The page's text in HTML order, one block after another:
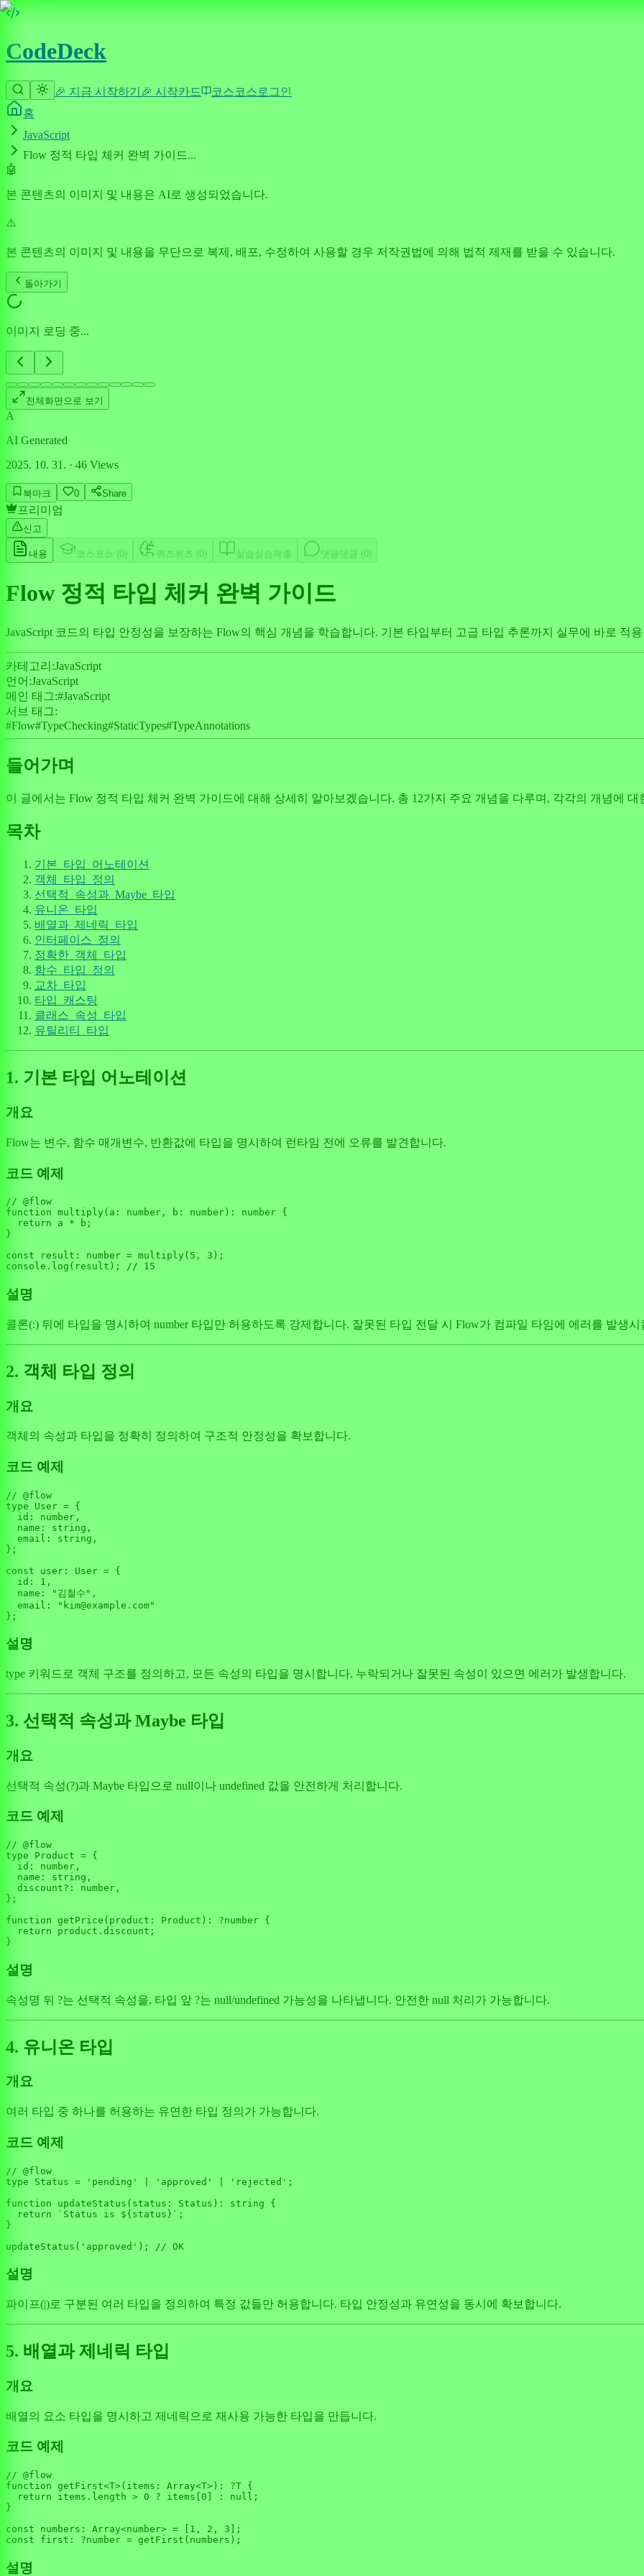
CodeDeck
🎉 지금 시작하기 🎉 시작카드 코스코스 로그인
홈
JavaScript
Flow 정적 타입 체커 완벽 가이드...
🤖
본 콘텐츠의 이미지 및 내용은 AI로 생성되었습니다.
⚠️
본 콘텐츠의 이미지 및 내용을 무단으로 복제, 배포, 수정하여 사용할 경우 저작권법에 의해 법적 제재를 받을 수 있습니다.
돌아가기
이미지 로딩 중...
전체화면으로 보기
A
AI Generated
2025. 10. 31. · 46 Views
북마크 0 Share
프리미엄
신고
내용 코스 코스 (0 ) 퀴즈 퀴즈 (0 ) 실습실습제출 댓글 댓글 (0 )
Flow 정적 타입 체커 완벽 가이드
JavaScript 코드의 타입 안정성을 보장하는 Flow의 핵심 개념을 학습합니다. 기본 타입부터 고급 타입 추론까지 실무에 바로 적
카테고리:JavaScript
언어:JavaScript
메인 태그:#JavaScript
서브 태그:
#Flow#TypeChecking#StaticTypes#TypeAnnotations
들어가며
이 글에서는 Flow 정적 타입 체커 완벽 가이드에 대해 상세히 알아보겠습니다. 총 12가지 주요 개념을 다루며, 각각의 개념에
목차
기본_타입_어노테이션
객체_타입_정의
선택적_속성과_Maybe_타입
유니온_타입
배열과_제네릭_타입
인터페이스_정의
정확한_객체_타입
함수_타입_정의
교차_타입
타입_캐스팅
클래스_속성_타입
유틸리티_타입
1. 기본 타입 어노테이션
개요
Flow는 변수, 함수 매개변수, 반환값에 타입을 명시하여 런타임 전에 오류를 발견합니다.
코드 예제
// @flow
function multiply ( a: number, b: number ): number {
return a * b;
}
const
result : number = multiply ( 5 , 3
console . log (result); // 15
설명
콜론(:) 뒤에 타입을 명시하여 number 타입만 허용하도록 강제합니다. 잘못된 타입 전달 시 Flow가 컴파일 타임에 에러를 발생시
2. 객체 타입 정의
개요
객체의 속성과 타입을 정확히 정의하여 구조적 안정성을 확보합니다.
코드 예제
// @flow
type User = {
id : number,
name : string,
email : string,
};
const
user : User = {
id : 1 ,
name : "김철수" ,
email :
"kim@example.com"
설명
type 키워드로 객체 구조를 정의하고, 모든 속성의 타입을 명시합니다. 누락되거나 잘못된 속성이 있으면 에러가 발생합니다.
3. 선택적 속성과 Maybe 타입
개요
선택적 속성(?)과 Maybe 타입으로 null이나 undefined 값을 안전하게 처리합니다.
코드 예제
// @flow
type Product = {
id : number,
name : string,
  discount?: number,
};
function getPrice ( product: Product ): ?number {
return product. discount ;
설명
속성명 뒤 ?는 선택적 속성을, 타입 앞 ?는 null/undefined 가능성을 나타냅니다. 안전한 null 처리가 가능합니다.
4. 유니온 타입
개요
여러 타입 중 하나를 허용하는 유연한 타입 정의가 가능합니다.
코드 예제
// @flow
type Status = 'pending' 'approved' 'rejected' ;
function
updateStatus ( status: Status ): string {
return
`Status is ${status} ` ;
}
updateStatus ( 'approved' ); // OK
설명
파이프(|)로 구분된 여러 타입을 정의하여 특정 값들만 허용합니다. 타입 안정성과 유연성을 동시에 확보합니다.
5. 배열과 제네릭 타입
개요
배열의 요소 타입을 명시하고 제네릭으로 재사용 가능한 타입을 만듭니다.
코드 예제
// @flow
function getFirst<T>( items : Array<T>): ?T {
return items. length > 0 ? items[ 0 ] : null ;
}
const
numbers : Array<number> = [ 1 , 2 , 3
const
first : ?number = getFirst
설명